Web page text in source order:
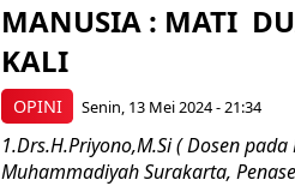
OPINI
MANUSIA : MATI
KALI
Senin, 13 Mei 2024 - 21:34
1.Drs.H.Priyono,M.Si ( Dosen
Muhammadiyah Surakarta,